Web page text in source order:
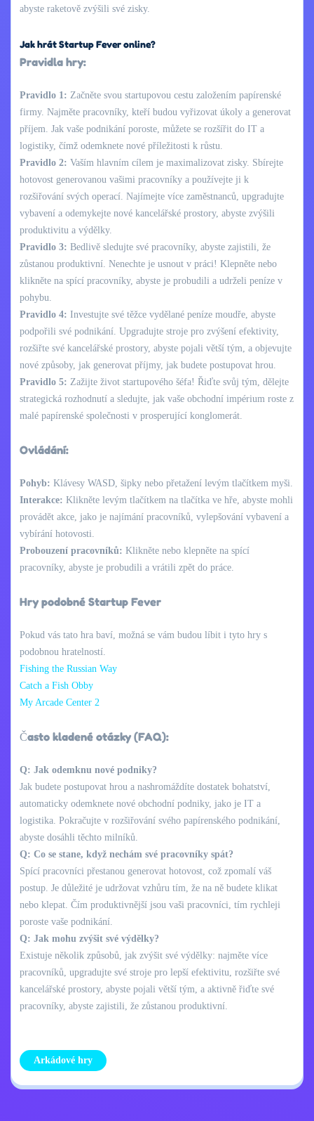
abyste raketově zvýšili své zisky.
Jak hrát Startup Fever online?
Pravidla hry:
Pravidlo 1: Začněte svou startupovou cestu založením papírenské
firmy. Najměte pracovníky, kteří budou vyřizovat úkoly a generovat
příjem. Jak vaše podnikání poroste, můžete se rozšířit do IT a
logistiky, čímž odemknete nové příležitosti k růstu.
Pravidlo 2: Vaším hlavním cílem je maximalizovat zisky. Sbírejte
hotovost generovanou vašimi pracovníky a používejte ji k
rozšiřování svých operací. Najímejte více zaměstnanců, upgradujte
vybavení a odemykejte nové kancelářské prostory, abyste zvýšili
produktivitu a výdělky.
Pravidlo 3: Bedlivě sledujte své pracovníky, abyste zajistili, že
zůstanou produktivní. Nenechte je usnout v práci! Klepněte nebo
klikněte na spící pracovníky, abyste je probudili a udrželi peníze v
pohybu.
Pravidlo 4: Investujte své těžce vydělané peníze moudře, abyste
podpořili své podnikání. Upgradujte stroje pro zvýšení efektivity,
rozšiřte své kancelářské prostory, abyste pojali větší tým, a objevujte
nové způsoby, jak generovat příjmy, jak budete postupovat hrou.
Pravidlo 5: Zažijte život startupového šéfa! Řiďte svůj tým, dělejte
strategická rozhodnutí a sledujte, jak vaše obchodní impérium roste z
malé papírenské společnosti v prosperující konglomerát.
Ovládání:
Pohyb: Klávesy WASD, šipky nebo přetažení levým tlačítkem myši.
Interakce: Klikněte levým tlačítkem na tlačítka ve hře, abyste mohli
provádět akce, jako je najímání pracovníků, vylepšování vybavení a
vybírání hotovosti.
Probouzení pracovníků: Klikněte nebo klepněte na spící
pracovníky, abyste je probudili a vrátili zpět do práce.
Hry podobné Startup Fever
Pokud vás tato hra baví, možná se vám budou líbit i tyto hry s
podobnou hratelností.
Fishing the Russian Way
Catch a Fish Obby
My Arcade Center 2
Často kladené otázky (FAQ):
Q: Jak odemknu nové podniky?
Jak budete postupovat hrou a nashromáždíte dostatek bohatství,
automaticky odemknete nové obchodní podniky, jako je IT a
logistika. Pokračujte v rozšiřování svého papírenského podnikání,
abyste dosáhli těchto milníků.
Q: Co se stane, když nechám své pracovníky spát?
Spící pracovníci přestanou generovat hotovost, což zpomalí váš
postup. Je důležité je udržovat vzhůru tím, že na ně budete klikat
nebo klepat. Čím produktivnější jsou vaši pracovníci, tím rychleji
poroste vaše podnikání.
Q: Jak mohu zvýšit své výdělky?
Existuje několik způsobů, jak zvýšit své výdělky: najměte více
pracovníků, upgradujte své stroje pro lepší efektivitu, rozšiřte své
kancelářské prostory, abyste pojali větší tým, a aktivně řiďte své
pracovníky, abyste zajistili, že zůstanou produktivní.
Arkádové hry